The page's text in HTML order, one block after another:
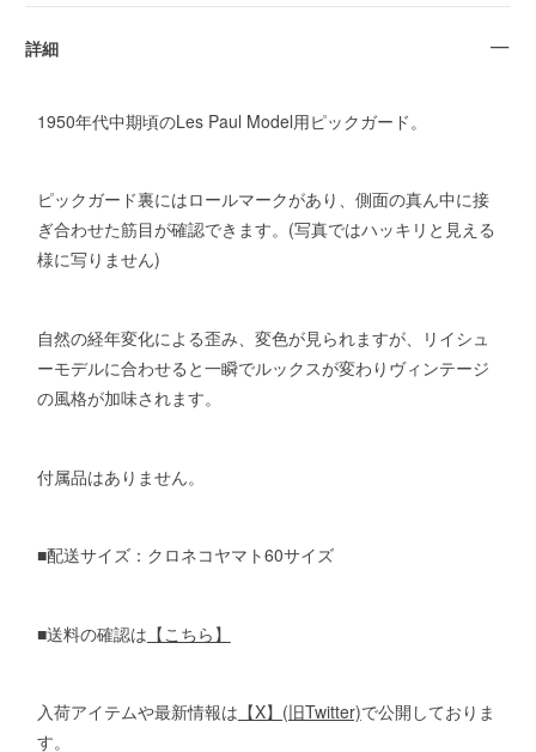
詳細
1950年代中期頃のLes Paul Model用ピックガード。
ピックガード裏にはロールマークがあり、側面の真ん中に接
ぎ合わせた筋目が確認できます。(写真ではハッキリと見える
様に写りません)
自然の経年変化による歪み、変色が見られますが、リイシュ
ーモデルに合わせると一瞬でルックスが変わりヴィンテージ
の風格が加味されます。
付属品はありません。
■配送サイズ：クロネコヤマト60サイズ
■送料の確認は 【こちら】
入荷アイテムや最新情報は 【X】(旧Twitter)で公開しておりま
す。